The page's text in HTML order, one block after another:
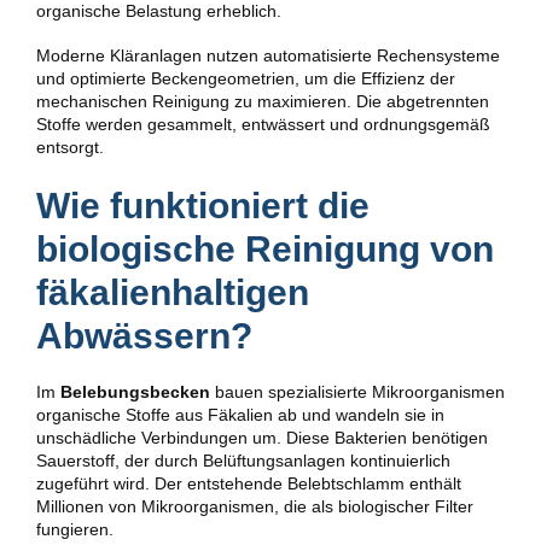
organische Belastung erheblich.
Moderne Kläranlagen nutzen automatisierte Rechensysteme
und optimierte Beckengeometrien, um die Effizienz der
mechanischen Reinigung zu maximieren. Die abgetrennten
Stoffe werden gesammelt, entwässert und ordnungsgemäß
entsorgt.
Wie funktioniert die
biologische Reinigung von
fäkalienhaltigen
Abwässern?
Im Belebungsbecken bauen spezialisierte Mikroorganismen
organische Stoffe aus Fäkalien ab und wandeln sie in
unschädliche Verbindungen um. Diese Bakterien benötigen
Sauerstoff, der durch Belüftungsanlagen kontinuierlich
zugeführt wird. Der entstehende Belebtschlamm enthält
Millionen von Mikroorganismen, die als biologischer Filter
fungieren.